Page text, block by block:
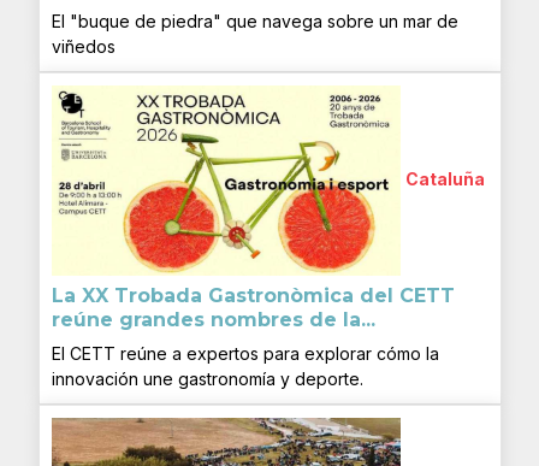
El "buque de piedra" que navega sobre un mar de
viñedos
Cataluña
La XX Trobada Gastronòmica del CETT
reúne grandes nombres de la...
El CETT reúne a expertos para explorar cómo la
innovación une gastronomía y deporte.